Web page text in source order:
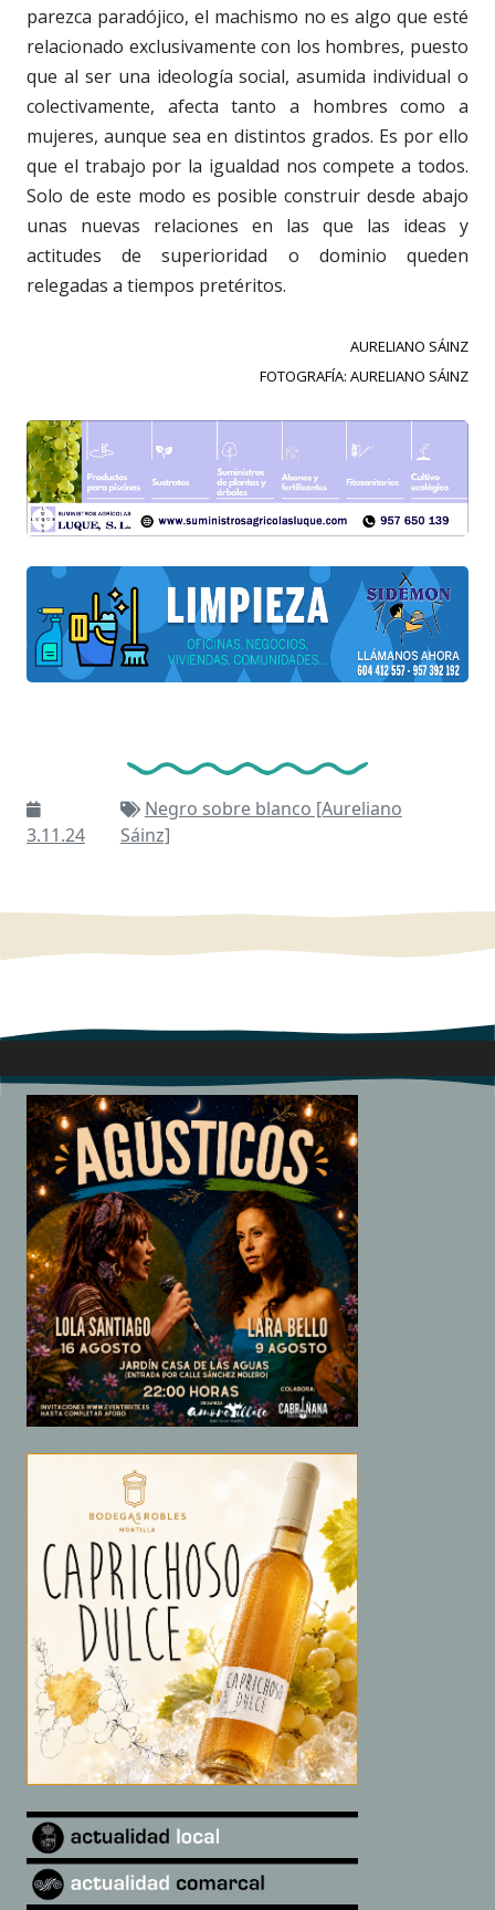
parezca paradójico, el machismo no es algo que esté
relacionado exclusivamente con los hombres, puesto
que al ser una ideología social, asumida individual o
colectivamente, afecta tanto a hombres como a
mujeres, aunque sea en distintos grados. Es por ello
que el trabajo por la igualdad nos compete a todos.
Solo de este modo es posible construir desde abajo
unas nuevas relaciones en las que las ideas y
actitudes de superioridad o dominio queden
relegadas a tiempos pretéritos.
AURELIANO SÁINZ
FOTOGRAFÍA: AURELIANO SÁINZ
3.11.24
Negro sobre blanco [Aureliano
Sáinz]